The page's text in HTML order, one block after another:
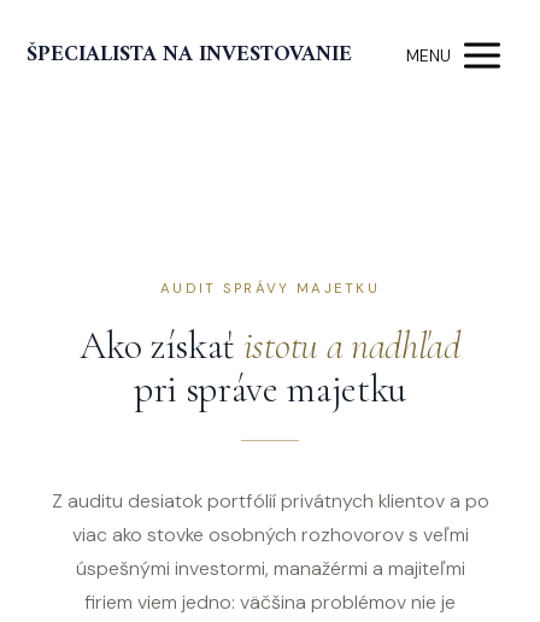
ŠPECIALISTA NA INVESTOVANIE MENU
AUDIT SPRÁVY MAJETKU
Ako získať istotu a nadhľad
pri správe majetku
Z auditu desiatok portfólií privátnych klientov a po
viac ako stovke osobných rozhovorov s veľmi
úspešnými investormi, manažérmi a majiteľmi
firiem viem jedno: väčšina problémov nie je